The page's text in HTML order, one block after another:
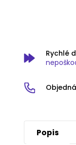
Rychlé
Popis